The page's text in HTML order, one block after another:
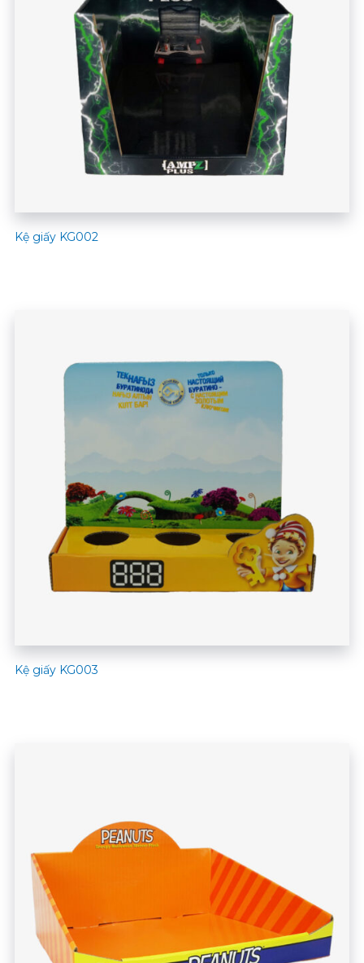
Kệ giấy KG002
Kệ giấy KG003